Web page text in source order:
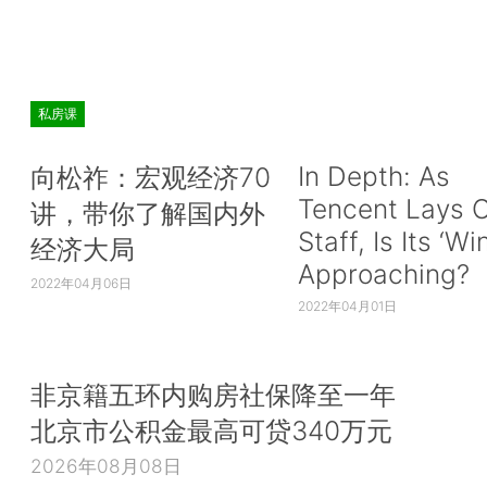
私房课
向松祚：宏观经济70
讲，带你了解国内外
经济大局
2022年04月06日
In Depth: As
Tencent Lays
Staff, Is Its
Approaching?
2022年04月01日
非京籍五环内购房社保降至一年
北京市公积金最高可贷340万元
2026年08月08日